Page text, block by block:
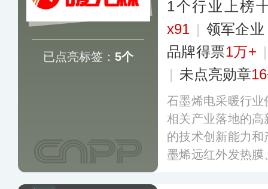
已点亮标签： 5个
1个行业上榜
x91 | 领军企业
品牌得票1万+
| 未点亮勋章
石墨烯电采暖行
相关产业落地的
的技术创新能力
墨烯远红外发热